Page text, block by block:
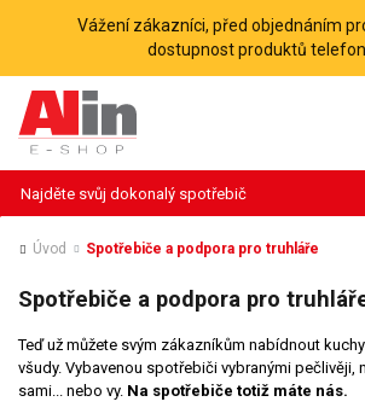
Vážení zákazníci, před objednáním
dostupnost produktů
Úvod Spotřebiče a podpora pro truhláře
Spotřebiče a podpora pro
Teď už můžete svým zákazníkům nabídnout
všudy. Vybavenou spotřebiči vybranými pečlivěji,
sami... nebo vy. Na spotřebiče totiž máte nás.